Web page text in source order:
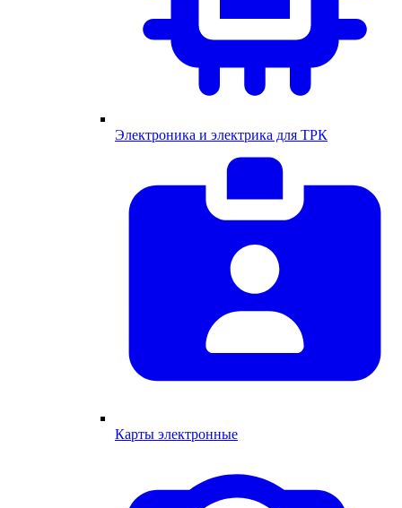
Электроника и электрика для ТРК
Карты электронные